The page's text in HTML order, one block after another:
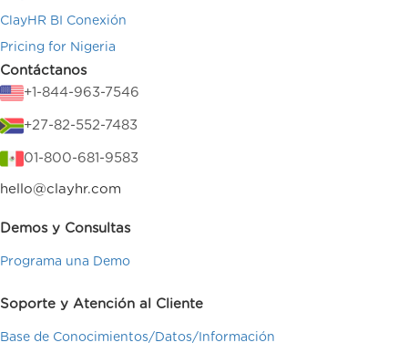
ClayHR BI Conexión
Pricing for Nigeria
Contáctanos
+1-844-963-7546
+27-82-552-7483
01-800-681-9583
hello@clayhr.com
Demos y Consultas
Programa una Demo
Soporte y Atención al Cliente
Base de Conocimientos/Datos/Información